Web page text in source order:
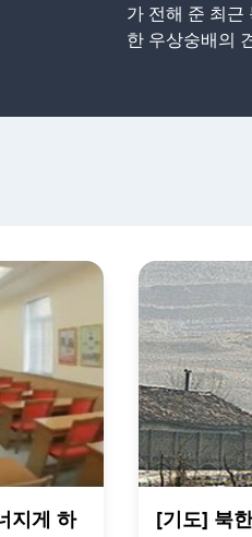
가 전해 준 최근
한 우상숭배의
지게 하
[기도] 북